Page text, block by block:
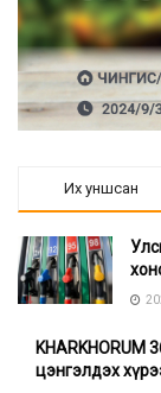
Их уншсан
KHARKHORUM
цэнгэлдэх